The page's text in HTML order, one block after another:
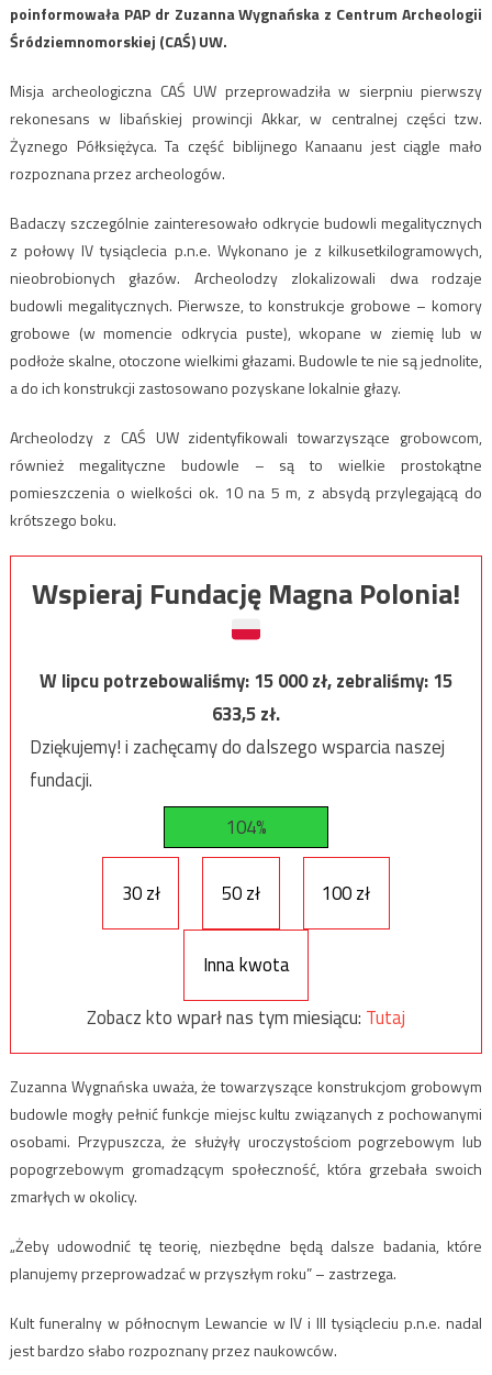
poinformowała PAP dr Zuzanna Wygnańska z Centrum Archeologii
Śródziemnomorskiej (CAŚ) UW.
Misja archeologiczna CAŚ UW przeprowadziła w sierpniu pierwszy
rekonesans w libańskiej prowincji Akkar, w centralnej części tzw.
Żyznego Półksiężyca. Ta część biblijnego Kanaanu jest ciągle mało
rozpoznana przez archeologów.
Badaczy szczególnie zainteresowało odkrycie budowli megalitycznych
z połowy IV tysiąclecia p.n.e. Wykonano je z kilkusetkilogramowych,
nieobrobionych głazów. Archeolodzy zlokalizowali dwa rodzaje
budowli megalitycznych. Pierwsze, to konstrukcje grobowe – komory
grobowe (w momencie odkrycia puste), wkopane w ziemię lub w
podłoże skalne, otoczone wielkimi głazami. Budowle te nie są jednolite,
a do ich konstrukcji zastosowano pozyskane lokalnie głazy.
Archeolodzy z CAŚ UW zidentyfikowali towarzyszące grobowcom,
również megalityczne budowle – są to wielkie prostokątne
pomieszczenia o wielkości ok. 10 na 5 m, z absydą przylegającą do
krótszego boku.
Wspieraj Fundację Magna Polonia!
W lipcu potrzebowaliśmy:15 000zł, zebraliśmy:15
633,5zł.
Dziękujemy! i zachęcamy do dalszego wsparcia naszej
fundacji.
104%
30 zł 50 zł 100 zł
Inna kwota
Zobacz kto wparł nas tym miesiącu: Tutaj
Zuzanna Wygnańska uważa, że towarzyszące konstrukcjom grobowym
budowle mogły pełnić funkcje miejsc kultu związanych z pochowanymi
osobami. Przypuszcza, że służyły uroczystościom pogrzebowym lub
popogrzebowym gromadzącym społeczność, która grzebała swoich
zmarłych w okolicy.
„Żeby udowodnić tę teorię, niezbędne będą dalsze badania, które
planujemy przeprowadzać w przyszłym roku” – zastrzega.
Kult funeralny w północnym Lewancie w IV i III tysiącleciu p.n.e. nadal
jest bardzo słabo rozpoznany przez naukowców.